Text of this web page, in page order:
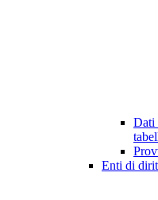
Dati
Enti di